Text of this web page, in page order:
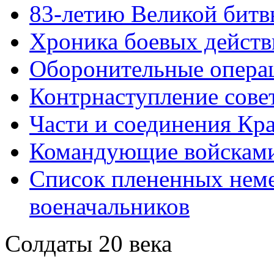
83-летию Великой
Хроника боевых
Оборонительные
Контрнаступление
Части и соединения
Командующие
Список плененных
военачальников
Солдаты 20 века